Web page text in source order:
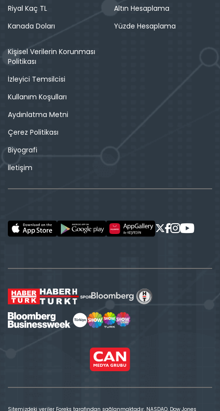
Riyal Kaç TL
Kanada Doları
Altın Hesaplama
Yüzde Hesaplama
Kişisel Verilerin Korunması
Politikası
İzleyici Temsilcisi
Kullanım Koşulları
Aydınlatma Metni
Çerez Politikası
Biyografi
İletişim
Sitemizdeki veriler Foreks tarafından sağlanmaktadır. NASDAQ, Dow Jones